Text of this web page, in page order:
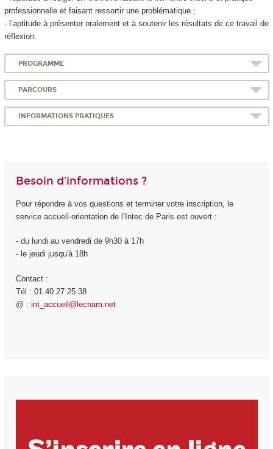
professionnelle et faisant ressortir une problématique ;
- l’aptitude à présenter oralement et à soutenir les résultats de ce travail de
réflexion.
PROGRAMME
PARCOURS
INFORMATIONS PRATIQUES
Besoin d'informations ?
Pour répondre à vos questions et terminer votre inscription, le
service accueil-orientation de l’Intec de Paris est ouvert :
- du lundi au vendredi de 9h30 à 17h
- le jeudi jusqu'à 18h
Contact :
Tél : 01 40 27 25 38
@ : int_accueil@lecnam.net